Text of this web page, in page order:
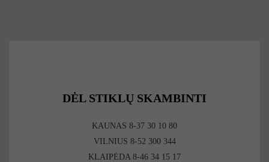
DĖL STIKLŲ SKAMBINTI
KAUNAS 8-37 30 10 80
VILNIUS 8-52 300 344
KLAIPĖDA 8-46 34 15 17